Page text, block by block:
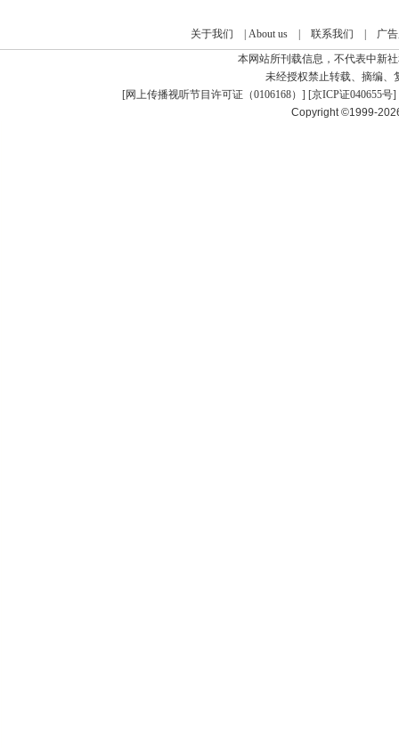
关于我们 About us| 联系我们
广
本网站所刊载信息，不代表中新
未经授权禁止转载、摘编、
[网上传播视听节目许可证（0106168） ] [京ICP证040655号]
Copyright ©1999-